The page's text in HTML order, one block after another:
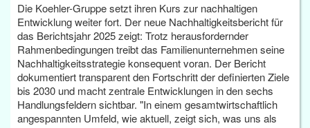
Die Koehler-Gruppe setzt ihren Kurs zur nachhaltigen
Entwicklung weiter fort. Der neue Nachhaltigkeitsbericht für
das Berichtsjahr 2025 zeigt: Trotz herausfordernder
Rahmenbedingungen treibt das Familienunternehmen seine
Nachhaltigkeitsstrategie konsequent voran. Der Bericht
dokumentiert transparent den Fortschritt der definierten Ziele
bis 2030 und macht zentrale Entwicklungen in den sechs
Handlungsfeldern sichtbar. "In einem gesamtwirtschaftlich
angespannten Umfeld, wie aktuell, zeigt sich, was uns als